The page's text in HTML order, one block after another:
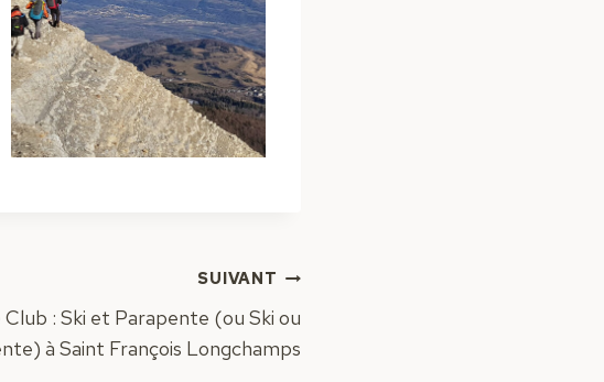
SUIVANT
: Ski et Parapente (ou Ski ou
à Saint François Longchamps